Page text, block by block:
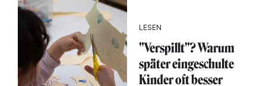
LESEN
"Verspillt"? Warum
später eingeschulte
Kinder oft besser